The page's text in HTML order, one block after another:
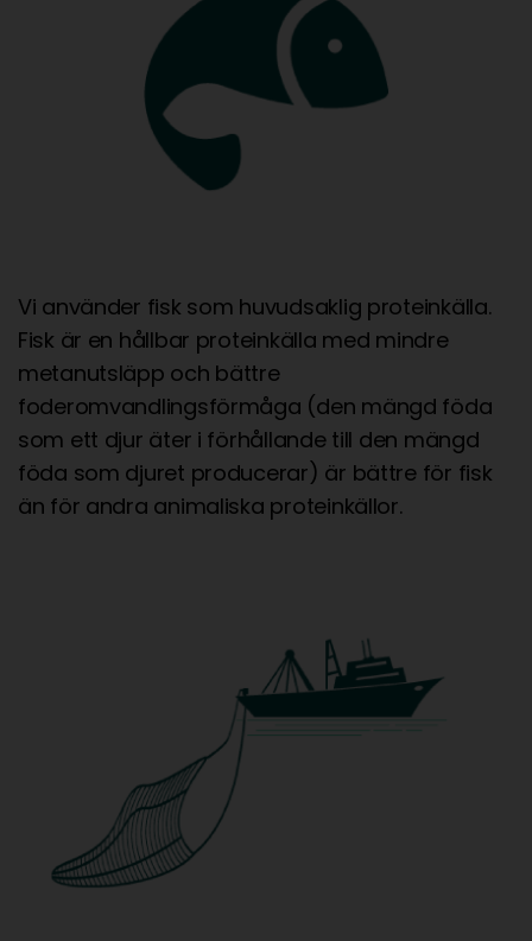
Vi använder fisk som huvudsaklig proteinkälla.
Fisk är en hållbar proteinkälla med mindre
metanutsläpp och bättre
foderomvandlingsförmåga (den mängd föda
som ett djur äter i förhållande till den mängd
föda som djuret producerar) är bättre för fisk
än för andra animaliska proteinkällor.